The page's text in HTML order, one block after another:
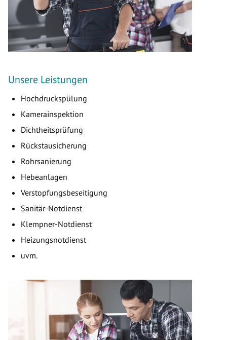
Unsere Leistungen
Hochdruckspülung
Kamerainspektion
Dichtheitsprüfung
Rückstausicherung
Rohrsanierung
Hebeanlagen
Verstopfungsbeseitigung
Sanitär-Notdienst
Klempner-Notdienst
Heizungsnotdienst
uvm.